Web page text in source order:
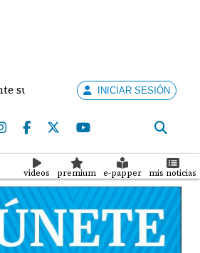
Concurso Artistas
INICIAR SESIÓN
videos premium e-papper mis noticias